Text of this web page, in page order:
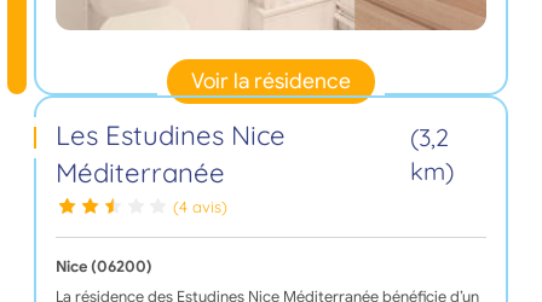
Voir la résidence
Les Estudines Nice
Méditerranée
(3,2
km)
(4 avis)
Nice (06200)
La résidence des Estudines Nice Méditerranée bénéficie d’un